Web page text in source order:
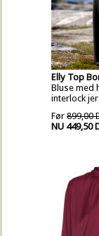
Elly Top
Bluse med
interlock
Før 899,00
NU 449,50